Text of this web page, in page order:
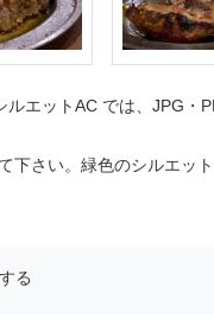
エットAC では、JPG・
下さい。緑色のシルエッ
る